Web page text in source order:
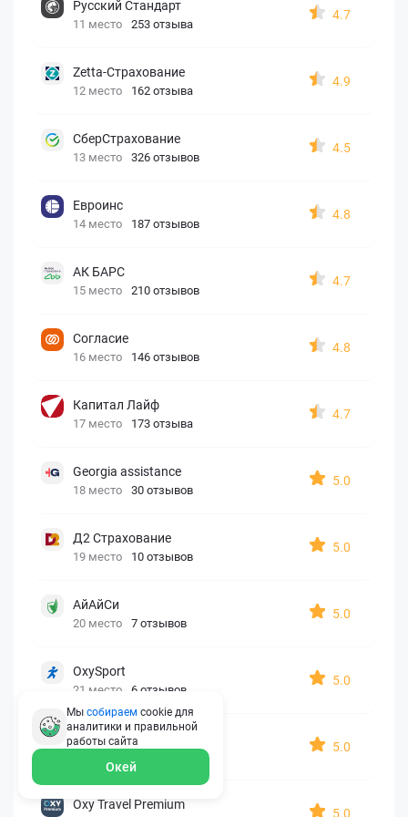
Русский Стандарт
11 место 253 отзыва
4.7
Zetta-Страхование
12 место 162 отзыва
4.9
СберСтрахование
13 место 326 отзывов
4.5
Евроинс
14 место 187 отзывов
4.8
АК БАРС
15 место 210 отзывов
4.7
Согласие
16 место 146 отзывов
4.8
Капитал Лайф
17 место 173 отзыва
4.7
Georgia assistance
18 место 30 отзывов
5.0
Д2 Страхование
19 место 10 отзывов
5.0
АйАйСи
20 место 7 отзывов
5.0
OxySport
21 место 6 отзывов
5.0
ERGO AXA
5.0
Oxy Travel Premium
5.0
Мы собираем cookie для
аналитики и правильной
работы сайта
Окей